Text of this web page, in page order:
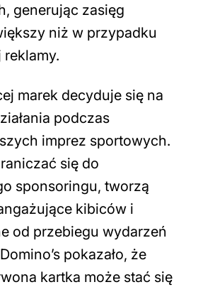
generując zasięg
niż w przypadku
marek decyduje się na
podczas
imprez sportowych.
się do
sponsoringu, tworzą
kibiców i
od przebiegu wydarzeń
pokazało, że
kartka może stać się